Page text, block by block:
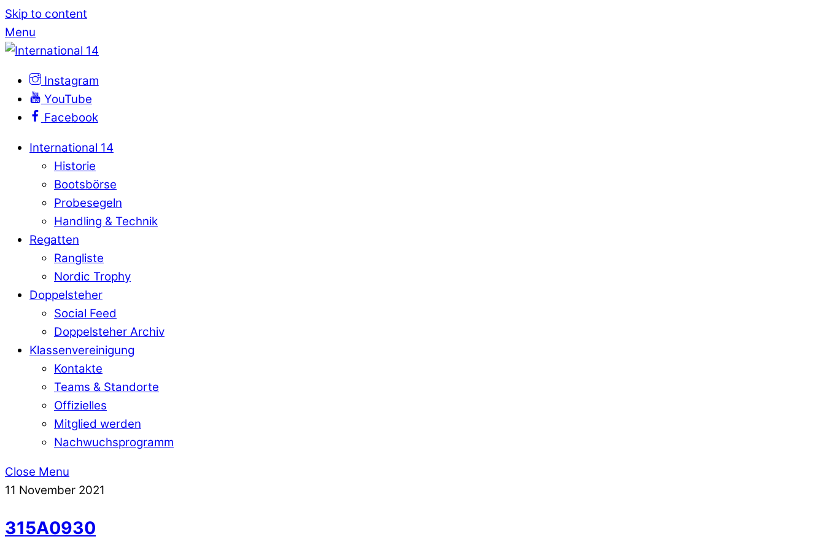
Skip to content
Menu
Instagram
YouTube
Facebook
International 14
Historie
Bootsbörse
Probesegeln
Handling & Technik
Regatten
Rangliste
Nordic Trophy
Doppelsteher
Social Feed
Doppelsteher Archiv
Klassenvereinigung
Kontakte
Teams & Standorte
Offizielles
Mitglied werden
Nachwuchsprogramm
Close Menu
11 November 2021
315A0930